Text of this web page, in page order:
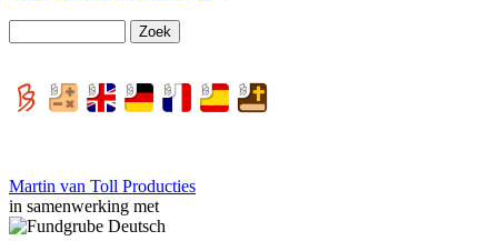
Martin van Toll Producties
in samenwerking met